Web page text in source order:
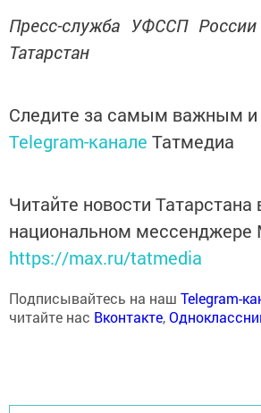
Пресс-служба УФССП
Татарстан
Следите за самым важным
Telegram-канале Татмедиа
Читайте новости Татарстана
национальном мессенджере
https://max.ru/tatmedia
Подписывайтесь на наш Telegram-
читайте нас Вконтакте,